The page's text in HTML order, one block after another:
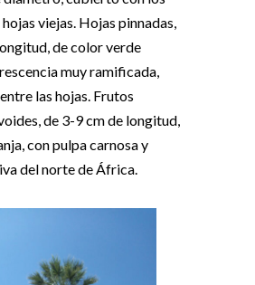
viejas. Hojas pinnadas,
de color verde
muy ramificada,
las hojas. Frutos
de 3-9 cm de longitud,
con pulpa carnosa y
del norte de África.